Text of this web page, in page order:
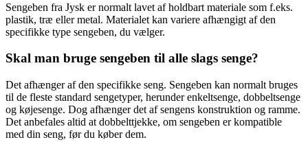
Sengeben fra Jysk er normalt lavet af holdbart materiale som f.eks.
plastik, træ eller metal. Materialet kan variere afhængigt af den
specifikke type sengeben, du vælger.
Skal man bruge sengeben til alle slags senge?
Det afhænger af den specifikke seng. Sengeben kan normalt bruges
til de fleste standard sengetyper, herunder enkeltsenge, dobbeltsenge
og køjesenge. Dog afhænger det af sengens konstruktion og ramme.
Det anbefales altid at dobbelttjekke, om sengeben er kompatible
med din seng, før du køber dem.